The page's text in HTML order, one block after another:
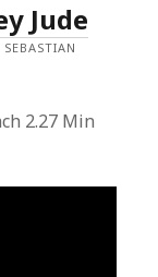
Jude
2.27 Min